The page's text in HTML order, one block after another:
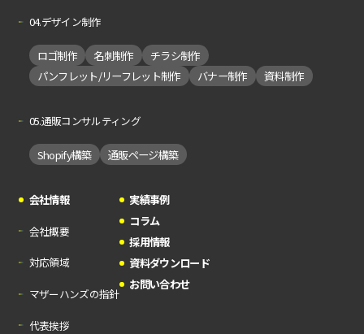
04.デザイン制作
ロゴ制作 名刺制作
チラシ制作
パンフレット/リーフレット制作
バナー制作 資料制作
05.通販コンサルティング
Shopify構築 通販ページ構築
会社情報
会社概要
対応領域
マザーハンズの指針
代表挨拶
実績事例
コラム
採用情報
資料ダウンロード
お問い合わせ